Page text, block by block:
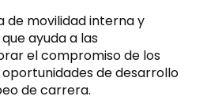
de movilidad interna y
ayuda a las
el compromiso de los
de desarrollo
de carrera.